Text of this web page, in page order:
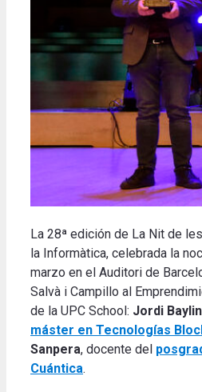
La 28ª edición de La Nit de
la Informàtica, celebrada la
marzo en el Auditori de
Salvà i Campillo al
de la UPC School: Jordi
máster en Tecnologías
Sanpera, docente del
Cuántica.